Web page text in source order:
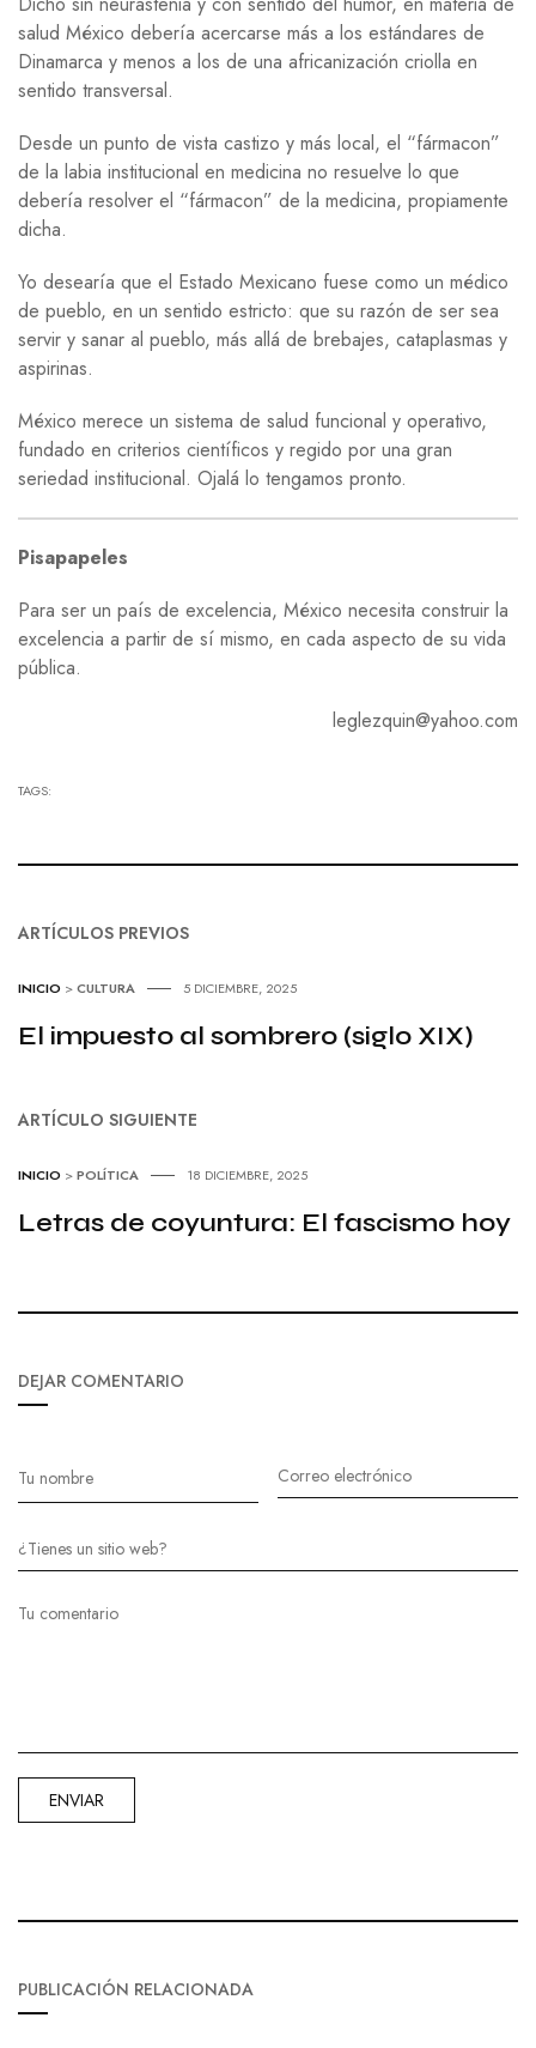
salud México debería acercarse más a los estándares de
Dinamarca y menos a los de una africanización criolla en
sentido transversal.
Desde un punto de vista castizo y más local, el “fármacon”
de la labia institucional en medicina no resuelve lo que
debería resolver el “fármacon” de la medicina, propiamente
dicha.
Yo desearía que el Estado Mexicano fuese como un médico
de pueblo, en un sentido estricto: que su razón de ser sea
servir y sanar al pueblo, más allá de brebajes, cataplasmas y
aspirinas.
México merece un sistema de salud funcional y operativo,
fundado en criterios científicos y regido por una gran
seriedad institucional. Ojalá lo tengamos pronto.
Pisapapeles
Para ser un país de excelencia, México necesita construir la
excelencia a partir de sí mismo, en cada aspecto de su vida
pública.
leglezquin@yahoo.com
TAGS:
ARTÍCULOS PREVIOS
INICIO >CULTURA 5 DICIEMBRE, 2025
El impuesto al sombrero (siglo XIX)
ARTÍCULO SIGUIENTE
INICIO >POLÍTICA 18 DICIEMBRE, 2025
Letras de coyuntura: El fascismo hoy
DEJAR COMENTARIO
PUBLICACIÓN RELACIONADA